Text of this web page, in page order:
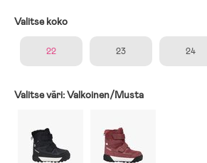
Valitse koko
22 23 24
Valitse väri:Valkoinen/Musta